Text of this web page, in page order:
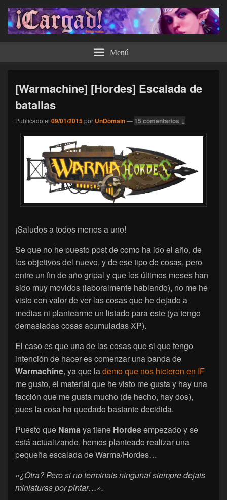
¡Cargad! Menú
[Warmachine] [Hordes] Escalada de
batallas
Publicado el 09/01/2015por UnDomain— 15 comentarios ↓
¡Saludos a todos menos a uno!
Se que no he puesto post de como ha ido el año, de
los objetivos del nuevo, y de ese tipo de cosas, pero
entre un fin de año gripal y que los últimos meses han
sido muy movidos (laboralmente hablando), no me he
visto con valor de ver las cosas que he dejado a
medias ni plantearme un listado para este (ya tengo
demasiadas cosas acumuladas XP).
El caso es que una de las cosas que si que tengo
intención de hacer es comenzar una banda de
Warmachine, ya que lademo que nos hicieron en IF
me gusto, el material que he visto me gusta y hay una
facción que me gusta mucho (de hecho, hay dos),
pues la cosa ha quedado bastante decidida.
Puesto que Namaya tiene Hordesempezado y se
está actualizando, hemos planteado realizar una
pequeña escalada de Warma/Hordes…
«¿Otra? Pero si no terminais ninguna! siempre dejais
miniaturas por pintar…».